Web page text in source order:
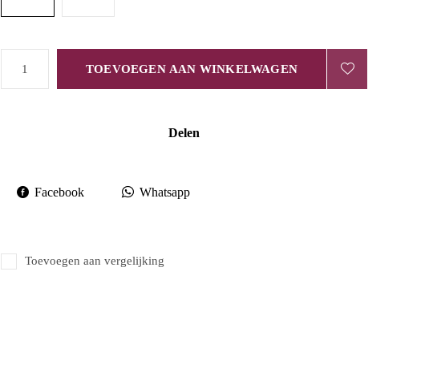
TOEVOEGEN AAN WINKELWAGEN
Delen
Facebook Whatsapp
Toevoegen aan vergelijking